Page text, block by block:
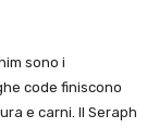
sono i
code finiscono
e carni. Il Seraph